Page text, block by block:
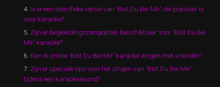
Is er een specifieke versie van ‘Bist Du Bei Mir’ die populair is
voor karaoke?
Zijn er begeleidingszangopties beschikbaar voor ‘Bist Du Bei
Mir’ karaoke?
Kan ik online ‘Bist Du Bei Mir’ karaoke zingen met vrienden?
Zijn er speciale tips voor het zingen van ‘Bist Du Bei Mir’
tijdens een karaokeavond?